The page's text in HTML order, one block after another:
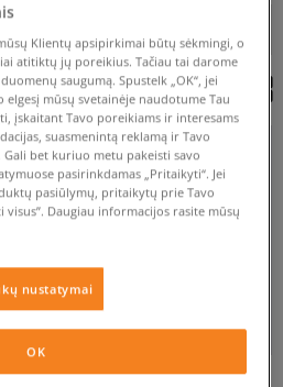
REKOMENDUOJAMOS
RUSVAI ŽALSVA
Klientų apsipirkimai būtų sėkmingi, o
atitiktų jų poreikius. Tačiau tai darome
saugumą. Spustelk „OK“, jei
mūsų svetainėje naudotume Tau
įskaitant Tavo poreikiams ir interesams
suasmenintą reklamą ir Tavo
bet kuriuo metu pakeisti savo
pasirinkdamas „Pritaikyti“. Jei
pasiūlymų, pritaikytų prie Tavo
visus”. Daugiau informacijos rasite mūsų
nustatymai
OK